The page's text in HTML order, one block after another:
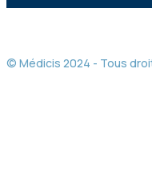
© Médicis 2024 - Tous